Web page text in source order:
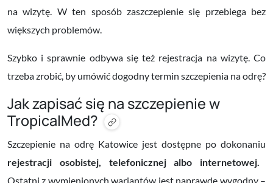
na wizytę. W ten sposób zaszczepienie się przebiega bez
większych problemów.
Szybko i sprawnie odbywa się też rejestracja na wizytę. Co
trzeba zrobić, by umówić dogodny termin szczepienia na odrę?
Jak zapisać się na szczepienie w
TropicalMed?
Szczepienie na odrę Katowice jest dostępne po dokonaniu
rejestracji osobistej, telefonicznej albo internetowej.
Ostatni z wymienionych wariantów jest naprawdę wygodny –